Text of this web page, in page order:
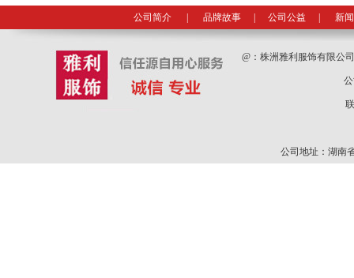
公司简介 | 品牌故事 | 公司公益 | 新
@： 株洲雅利服饰有限公
公司地址：湖南